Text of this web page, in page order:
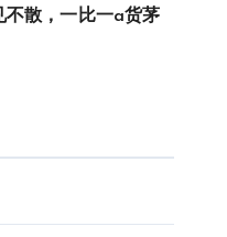
不散，一比一a货茅